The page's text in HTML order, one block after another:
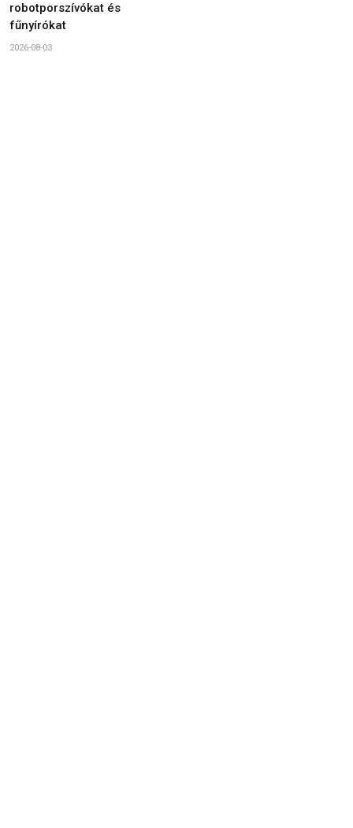
robotporszívókat és
fűnyírókat
2026-08-03